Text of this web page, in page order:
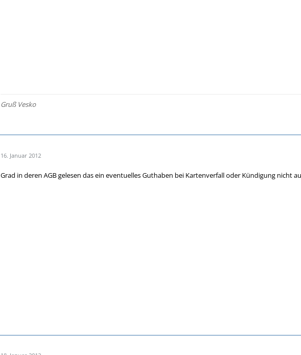
Gruß Vesko
16. Januar 2012
Grad in deren AGB gelesen das ein eventuelles Guthaben bei Kartenverfall oder Kündigung nicht